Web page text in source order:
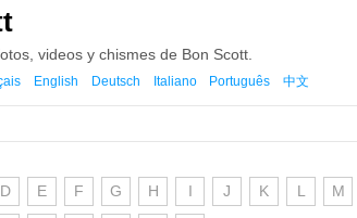
videos y chismes de Bon Scott.
English Deutsch Italiano Português 中文
D E F G H I J K L M